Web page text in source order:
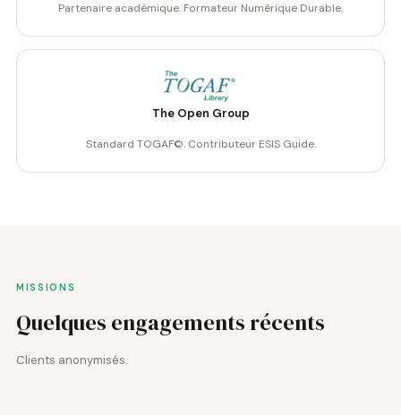
Partenaire académique. Formateur Numérique Durable.
The Open Group
Standard TOGAF©. Contributeur ESIS Guide.
MISSIONS
Quelques engagements récents
Clients anonymisés.